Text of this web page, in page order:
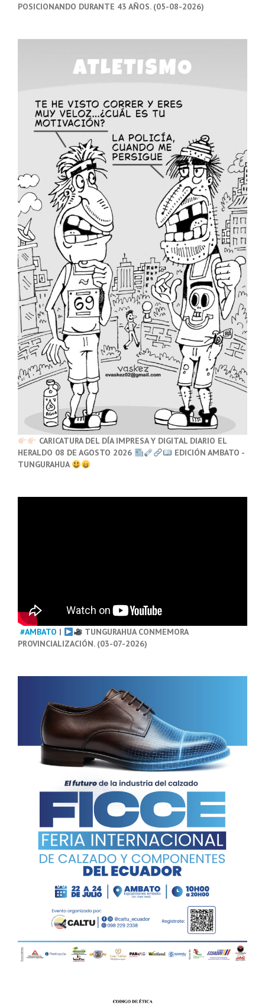
POSICIONANDO DURANTE 43 AÑOS. (05-08-2026)
CARICATURA DEL DÍA IMPRESA Y DIGITAL DIARIO EL
HERALDO 08 DE AGOSTO 2026
EDICIÓN AMBATO -
TUNGURAHUA
#AMBATO |
TUNGURAHUA CONMEMORA
PROVINCIALIZACIÓN. (03-07-2026)